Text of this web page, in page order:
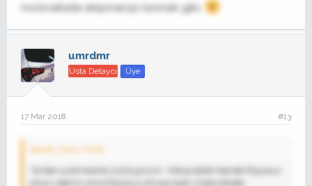
motorsiklete ekipmansız binmek gibi.
umrdmr
Usta Detaycı Üye
17 Mar 2018 #13
beratt_hero' Alıntı:
Ya ben çizilmesine üzülüyorum. Yoksa tabiki bende folyosuz